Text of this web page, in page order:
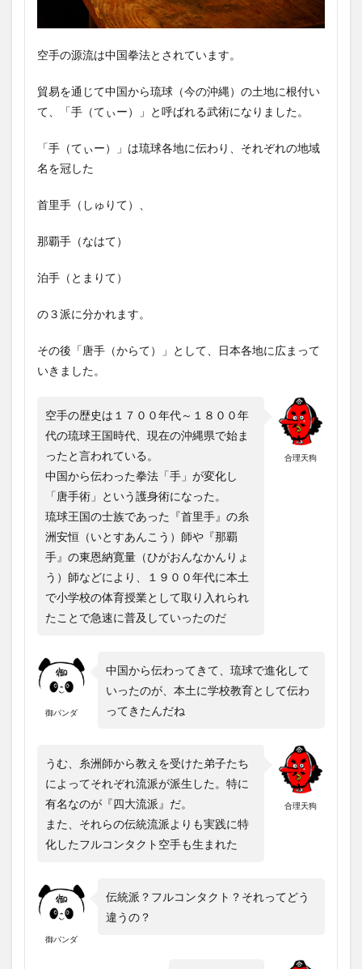
空手の源流は中国拳法とされています。
貿易を通じて中国から琉球（今の沖縄）の土地に根付い
て、「手（てぃー）」と呼ばれる武術になりました。
「手（てぃー）」は琉球各地に伝わり、それぞれの地域
名を冠した
首里手（しゅりて）、
那覇手（なはて）
泊手（とまりて）
の３派に分かれます。
その後「唐手（からて）」として、日本各地に広まって
いきました。
合理天狗
空手の歴史は１７００年代～１８００年
代の琉球王国時代、現在の沖縄県で始ま
ったと言われている。
中国から伝わった拳法「手」が変化し
「唐手術」という護身術になった。
琉球王国の士族であった『首里手』の糸
洲安恒（いとすあんこう）師や『那覇
手』の東恩納寛量（ひがおんなかんりょ
う）師などにより、１９００年代に本土
で小学校の体育授業として取り入れられ
たことで急速に普及していったのだ
御パンダ
中国から伝わってきて、琉球で進化して
いったのが、本土に学校教育として伝わ
ってきたんだね
合理天狗
うむ、糸洲師から教えを受けた弟子たち
によってそれぞれ流派が派生した。特に
有名なのが『四大流派』だ。
また、それらの伝統流派よりも実践に特
化したフルコンタクト空手も生まれた
御パンダ
伝統派？フルコンタクト？それってどう
違うの？